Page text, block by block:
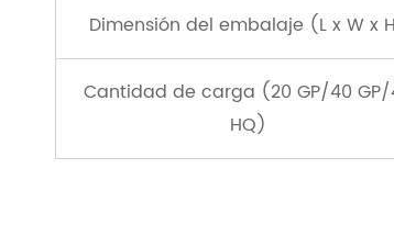
Dimensión del embalaje (L x W x
Cantidad de carga (20 GP/40
HQ)